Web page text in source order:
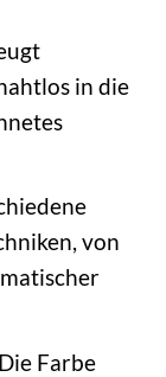
in die
von
Die Farbe